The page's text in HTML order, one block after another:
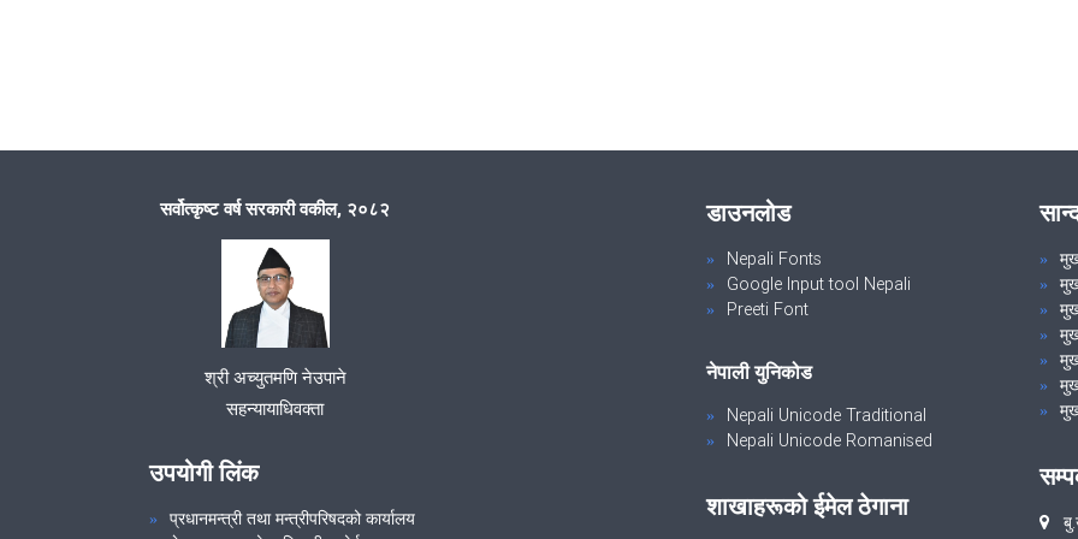
सर्वोत्कृष्ट वर्ष सरकारी वकील, २०८२
श्री अच्युतमणि नेउपाने
सहन्यायाधिवक्ता
उपयोगी लिंक
प्रधानमन्त्री तथा मन्त्रीपरिषदको कार्यालय
डाउनलोड
Nepali Fonts
Google Input tool Nepali
Preeti Font
नेपाली युनिकोड
Nepali Unicode Traditional
Nepali Unicode Romanised
शाखाहरूको ईमेल ठेगाना